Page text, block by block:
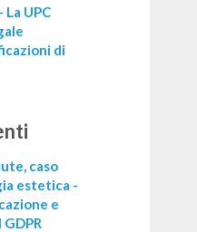
UPC
di
caso
estetica -
e